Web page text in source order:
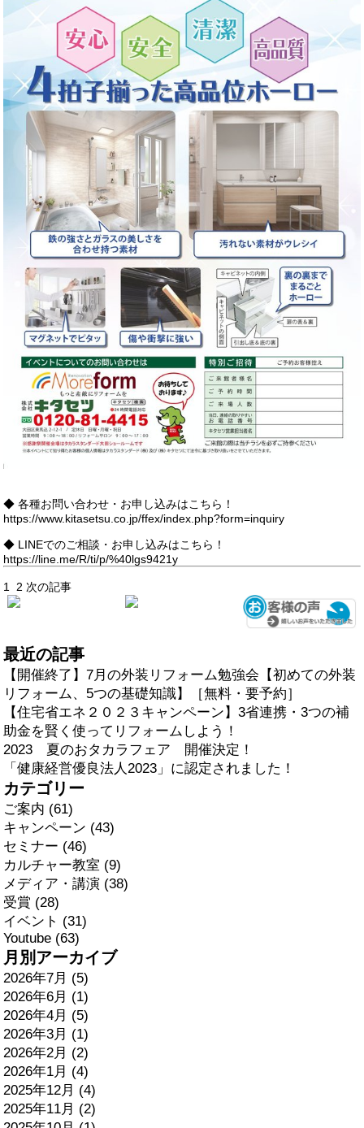
◆ 各種お問い合わせ・お申し込みはこちら！
https://www.kitasetsu.co.jp/ffex/index.php?form=inquiry
◆ LINEでのご相談・お申し込みはこちら！
https://line.me/R/ti/p/%40lgs9421y
1 2 次の記事
最近の記事
【開催終了】7月の外装リフォーム勉強会【初めての外装
リフォーム、5つの基礎知識】［無料・要予約］
【住宅省エネ２０２３キャンペーン】3省連携・3つの補
助金を賢く使ってリフォームしよう！
2023 夏のおタカラフェア 開催決定！
「健康経営優良法人2023」に認定されました！
カテゴリー
ご案内 (61)
キャンペーン (43)
セミナー (46)
カルチャー教室 (9)
メディア・講演 (38)
受賞 (28)
イベント (31)
Youtube (63)
月別アーカイブ
2026年7月 (5)
2026年6月 (1)
2026年4月 (5)
2026年3月 (1)
2026年2月 (2)
2026年1月 (4)
2025年12月 (4)
2025年11月 (2)